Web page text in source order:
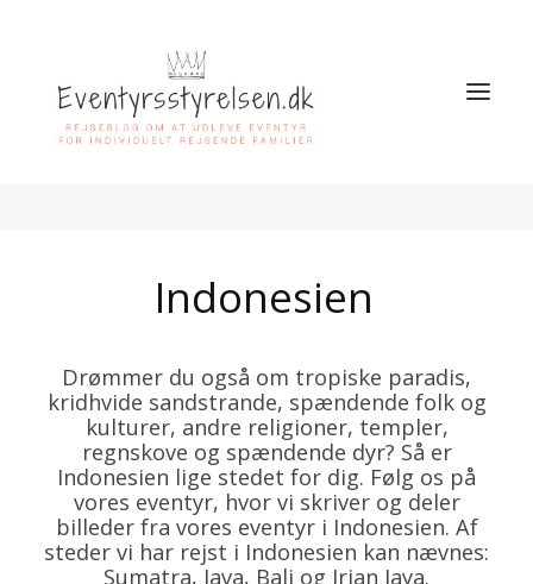
Indonesien
Drømmer du også om tropiske paradis,
kridhvide sandstrande, spændende folk og
kulturer, andre religioner, templer,
regnskove og spændende dyr? Så er
Indonesien lige stedet for dig. Følg os på
vores eventyr, hvor vi skriver og deler
billeder fra vores eventyr i Indonesien. Af
steder vi har rejst i Indonesien kan nævnes:
Sumatra, Java, Bali og Irian Jaya.